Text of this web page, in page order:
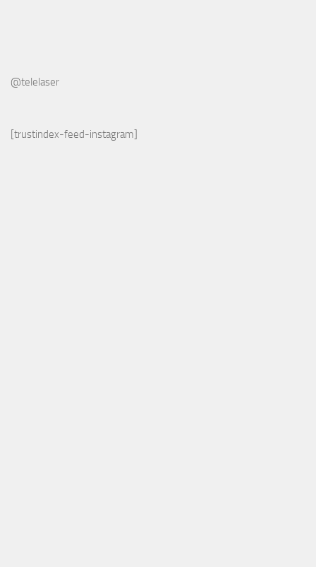
@telelaser
[trustindex-feed-instagram]